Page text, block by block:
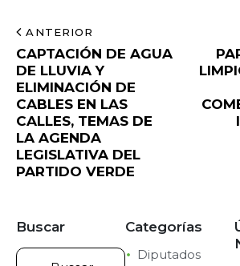
ANTERIOR
CAPTACIÓN DE AGUA
DE LLUVIA Y
ELIMINACIÓN DE
CABLES EN LAS
CALLES, TEMAS DE
LA AGENDA
LEGISLATIVA DEL
PARTIDO VERDE
Buscar Categorías
Diputados